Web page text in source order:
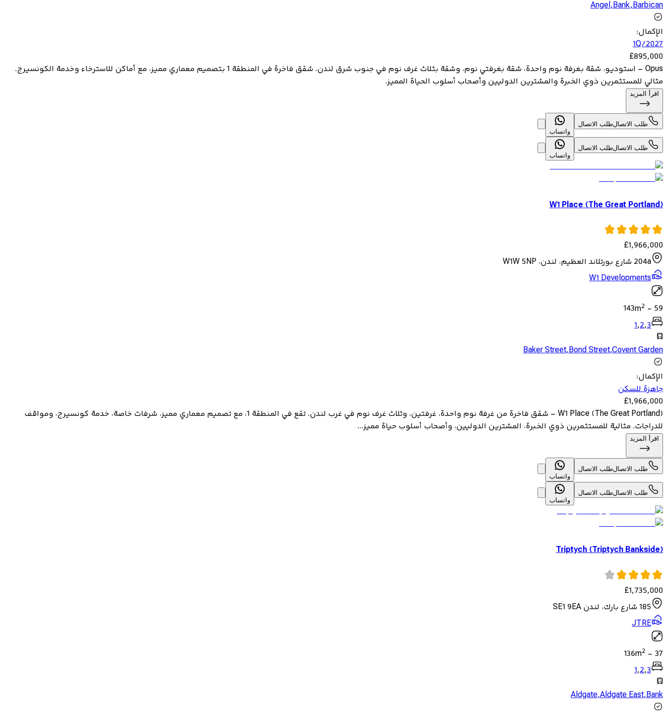
Angel,Bank,Barbican
الإكمال:
1Q/2027
£895,000
Opus – استوديو، شقة بغرفة نوم واحدة، شقة بغرفتي نوم، وشقة بثلاث غرف نوم في جنوب شرق لندن. شقق فاخرة في المنطقة 1 بتصميم معماري مميز، مع أماكن للاسترخاء وخدمة الكونسيرج.
مثالي للمستثمرين ذوي الخبرة والمشترين الدوليين وأصحاب أسلوب الحياة المميز.
اقرأ المزيد
طلب الاتصالطلب الاتصال
واتساب
طلب الاتصالطلب الاتصال
واتساب
W1 Place (The Great Portland)
£1,966,000
204a شارع بورتلاند العظيم، لندن، W1W 5NP
W1 Developments
59
-
143m2
1,2,3
Baker Street,Bond Street,Covent Garden
الإكمال:
جاهزة للسكن
£1,966,000
W1 Place (The Great Portland) – شقق فاخرة من غرفة نوم واحدة، غرفتين، وثلاث غرف نوم في غرب لندن. تقع في المنطقة 1، مع تصميم معماري مميز، شرفات خاصة، خدمة كونسيرج، ومواقف
للدراجات. مثالية للمستثمرين ذوي الخبرة، المشترين الدوليين، وأصحاب أسلوب حياة مميز...
اقرأ المزيد
طلب الاتصالطلب الاتصال
واتساب
طلب الاتصالطلب الاتصال
واتساب
Triptych (Triptych Bankside)
£1,735,000
185 شارع بارك، لندن SE1 9EA
JTRE
37
-
136m2
1,2,3
Aldgate,Aldgate East,Bank